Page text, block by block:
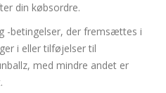
din købsordre.
-betingelser, der fremsættes i
i eller tilføjelser til
med mindre andet er